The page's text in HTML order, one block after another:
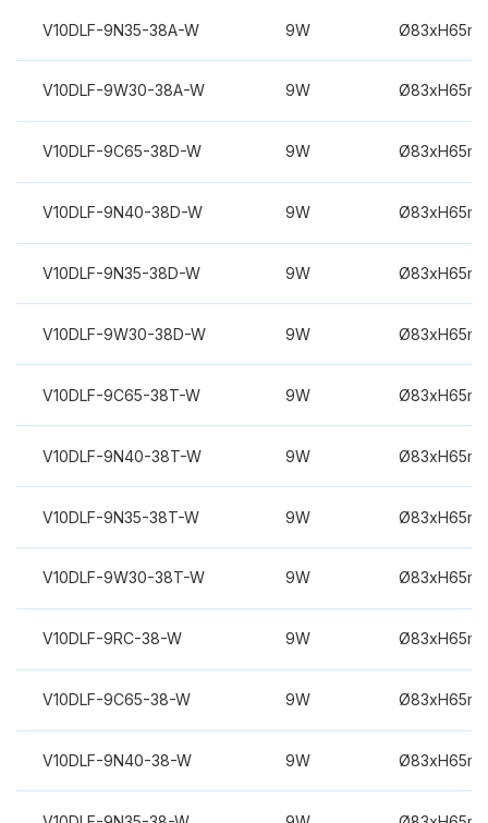
V10DLF-9N35-38A-W 9W
V10DLF-9W30-38A-W 9W
V10DLF-9C65-38D-W 9W
V10DLF-9N40-38D-W 9W
V10DLF-9N35-38D-W 9W
V10DLF-9W30-38D-W 9W
V10DLF-9C65-38T-W 9W
V10DLF-9N40-38T-W 9W
V10DLF-9N35-38T-W 9W
V10DLF-9W30-38T-W 9W
V10DLF-9RC-38-W 9W
V10DLF-9C65-38-W 9W
V10DLF-9N40-38-W 9W